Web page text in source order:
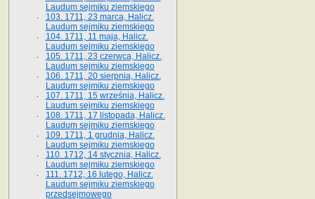
Laudum sejmiku ziemskiego
103. 1711, 23 marca, Halicz.
Laudum sejmiku ziemskiego
104. 1711, 11 maja, Halicz.
Laudum sejmiku ziemskiego
105. 1711, 23 czerwca, Halicz.
Laudum sejmiku ziemskiego
106. 1711, 20 sierpnia, Halicz.
Laudum sejmiku ziemskiego
107. 1711, 15 września, Halicz.
Laudum sejmiku ziemskiego
108. 1711, 17 listopada, Halicz.
Laudum sejmiku ziemskiego
109. 1711, 1 grudnia, Halicz.
Laudum sejmiku ziemskiego
110. 1712, 14 stycznia, Halicz.
Laudum sejmiku ziemskiego
111. 1712, 16 lutego, Halicz.
Laudum sejmiku ziemskiego
przedsejmowego